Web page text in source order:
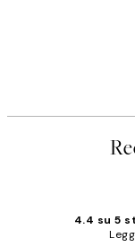
4.4 su 5